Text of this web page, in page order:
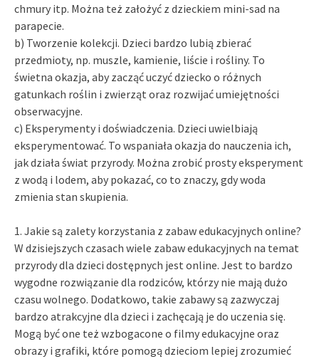
chmury itp. Można też założyć z dzieckiem mini-sad na
parapecie.
b) Tworzenie kolekcji. Dzieci bardzo lubią zbierać
przedmioty, np. muszle, kamienie, liście i rośliny. To
świetna okazja, aby zacząć uczyć dziecko o różnych
gatunkach roślin i zwierząt oraz rozwijać umiejętności
obserwacyjne.
c) Eksperymenty i doświadczenia. Dzieci uwielbiają
eksperymentować. To wspaniała okazja do nauczenia ich,
jak działa świat przyrody. Można zrobić prosty eksperyment
z wodą i lodem, aby pokazać, co to znaczy, gdy woda
zmienia stan skupienia.
1. Jakie są zalety korzystania z zabaw edukacyjnych online?
W dzisiejszych czasach wiele zabaw edukacyjnych na temat
przyrody dla dzieci dostępnych jest online. Jest to bardzo
wygodne rozwiązanie dla rodziców, którzy nie mają dużo
czasu wolnego. Dodatkowo, takie zabawy są zazwyczaj
bardzo atrakcyjne dla dzieci i zachęcają je do uczenia się.
Mogą być one też wzbogacone o filmy edukacyjne oraz
obrazy i grafiki, które pomogą dzieciom lepiej zrozumieć